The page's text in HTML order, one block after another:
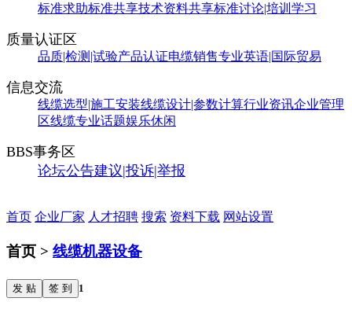
标准求助标准共享技术资料共享标准讨论|培训学习
质量认证区
品质|检测|试验产品认证电缆销售专业英语|国际贸易
信息交流
线缆选型|施工安装线缆设计|参数计算行业资讯企业管理
区线缆专业话题娱乐休闲
BBS事务区
论坛公告建议|投诉|举报
首页 企业厂家 人才招聘 搜索 资料下载 网站设置
首页 > 线缆机器设备
发 贴 签 到 1